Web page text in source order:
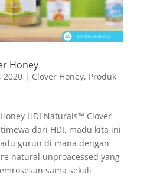
Honey
2020| Clover Honey, Produk
HDI Naturals™ Clover
dari HDI, madu kita ini
gurun di mana dengan
natural unproacessed yang
sama sekali